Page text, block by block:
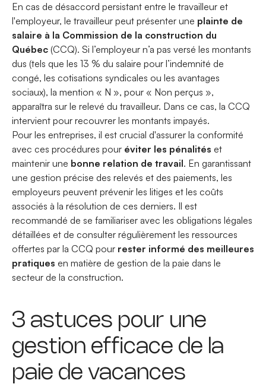
En cas de désaccord persistant entre le travailleur et
l'employeur, le travailleur peut présenter une plainte de
salaire à la Commission de la construction du
Québec (CCQ). Si l’employeur n’a pas versé les montants
dus (tels que les 13 % du salaire pour l’indemnité de
congé, les cotisations syndicales ou les avantages
sociaux), la mention « N », pour « Non perçus »,
apparaîtra sur le relevé du travailleur. Dans ce cas, la CCQ
intervient pour recouvrer les montants impayés.
Pour les entreprises, il est crucial d'assurer la conformité
avec ces procédures pour éviter les pénalités et
maintenir une bonne relation de travail. En garantissant
une gestion précise des relevés et des paiements, les
employeurs peuvent prévenir les litiges et les coûts
associés à la résolution de ces derniers. Il est
recommandé de se familiariser avec les obligations légales
détaillées et de consulter régulièrement les ressources
offertes par la CCQ pour rester informé des meilleures
pratiques en matière de gestion de la paie dans le
secteur de la construction.
3 astuces pour une
gestion efficace de la
paie de vacances